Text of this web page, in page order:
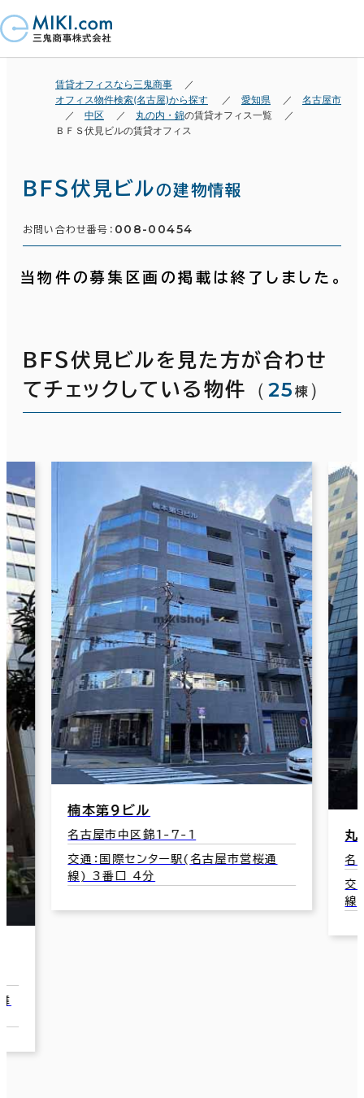
賃貸オフィスなら三鬼商事
オフィス物件検索(名古屋)から探す
愛知県
名古屋市
中区
丸の内・錦の賃貸オフィス一覧
ＢＦＳ伏見ビルの賃貸オフィス
ＢＦＳ伏見ビルの建物情報
お問い合わせ番号： 008-00454
当物件の募集区画の掲載は終了しました。
ＢＦＳ伏見ビルを見た方が合わせ
てチェックしている物件
（ 25 棟 ）
丸の内エステートビル
名古屋市中区丸の内2-17-12
交通：丸の内駅(名古屋市営桜通線･鶴舞
名
名